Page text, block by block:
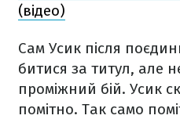
(відео)
Сам Усик після
битися за титул, але
проміжний бій. Усик
помітно. Так само